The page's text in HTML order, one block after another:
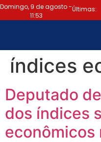
Domingo, 9 de agosto -
11:53
Últimas:
índices
Deputado
dos índices
econômicos